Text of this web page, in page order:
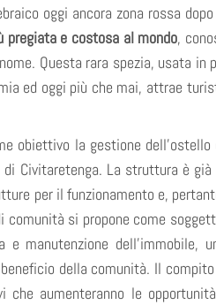
oggi ancora zona rossa
pregiata e costosa al mondo,
Questa rara spezia, usata
ed oggi più che mai, attrae
obiettivo la gestione
di Civitaretenga. La struttura è
per il funzionamento e,
si propone come
manutenzione dell’immobile,
della comunità. Il
che aumenteranno le